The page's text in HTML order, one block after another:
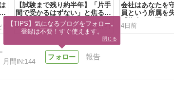
【試験まで残り約半年】「片手
間で受かるはずない」と焦る8
月。それでも合格は可能です。
3日前
会社はあなたを
員という所属を
「依存」の恐ろ
4日前
月間IN:144
報告
【TIPS】気になるブログをフォロー。
登録は不要！すぐ使えます。
閉じる